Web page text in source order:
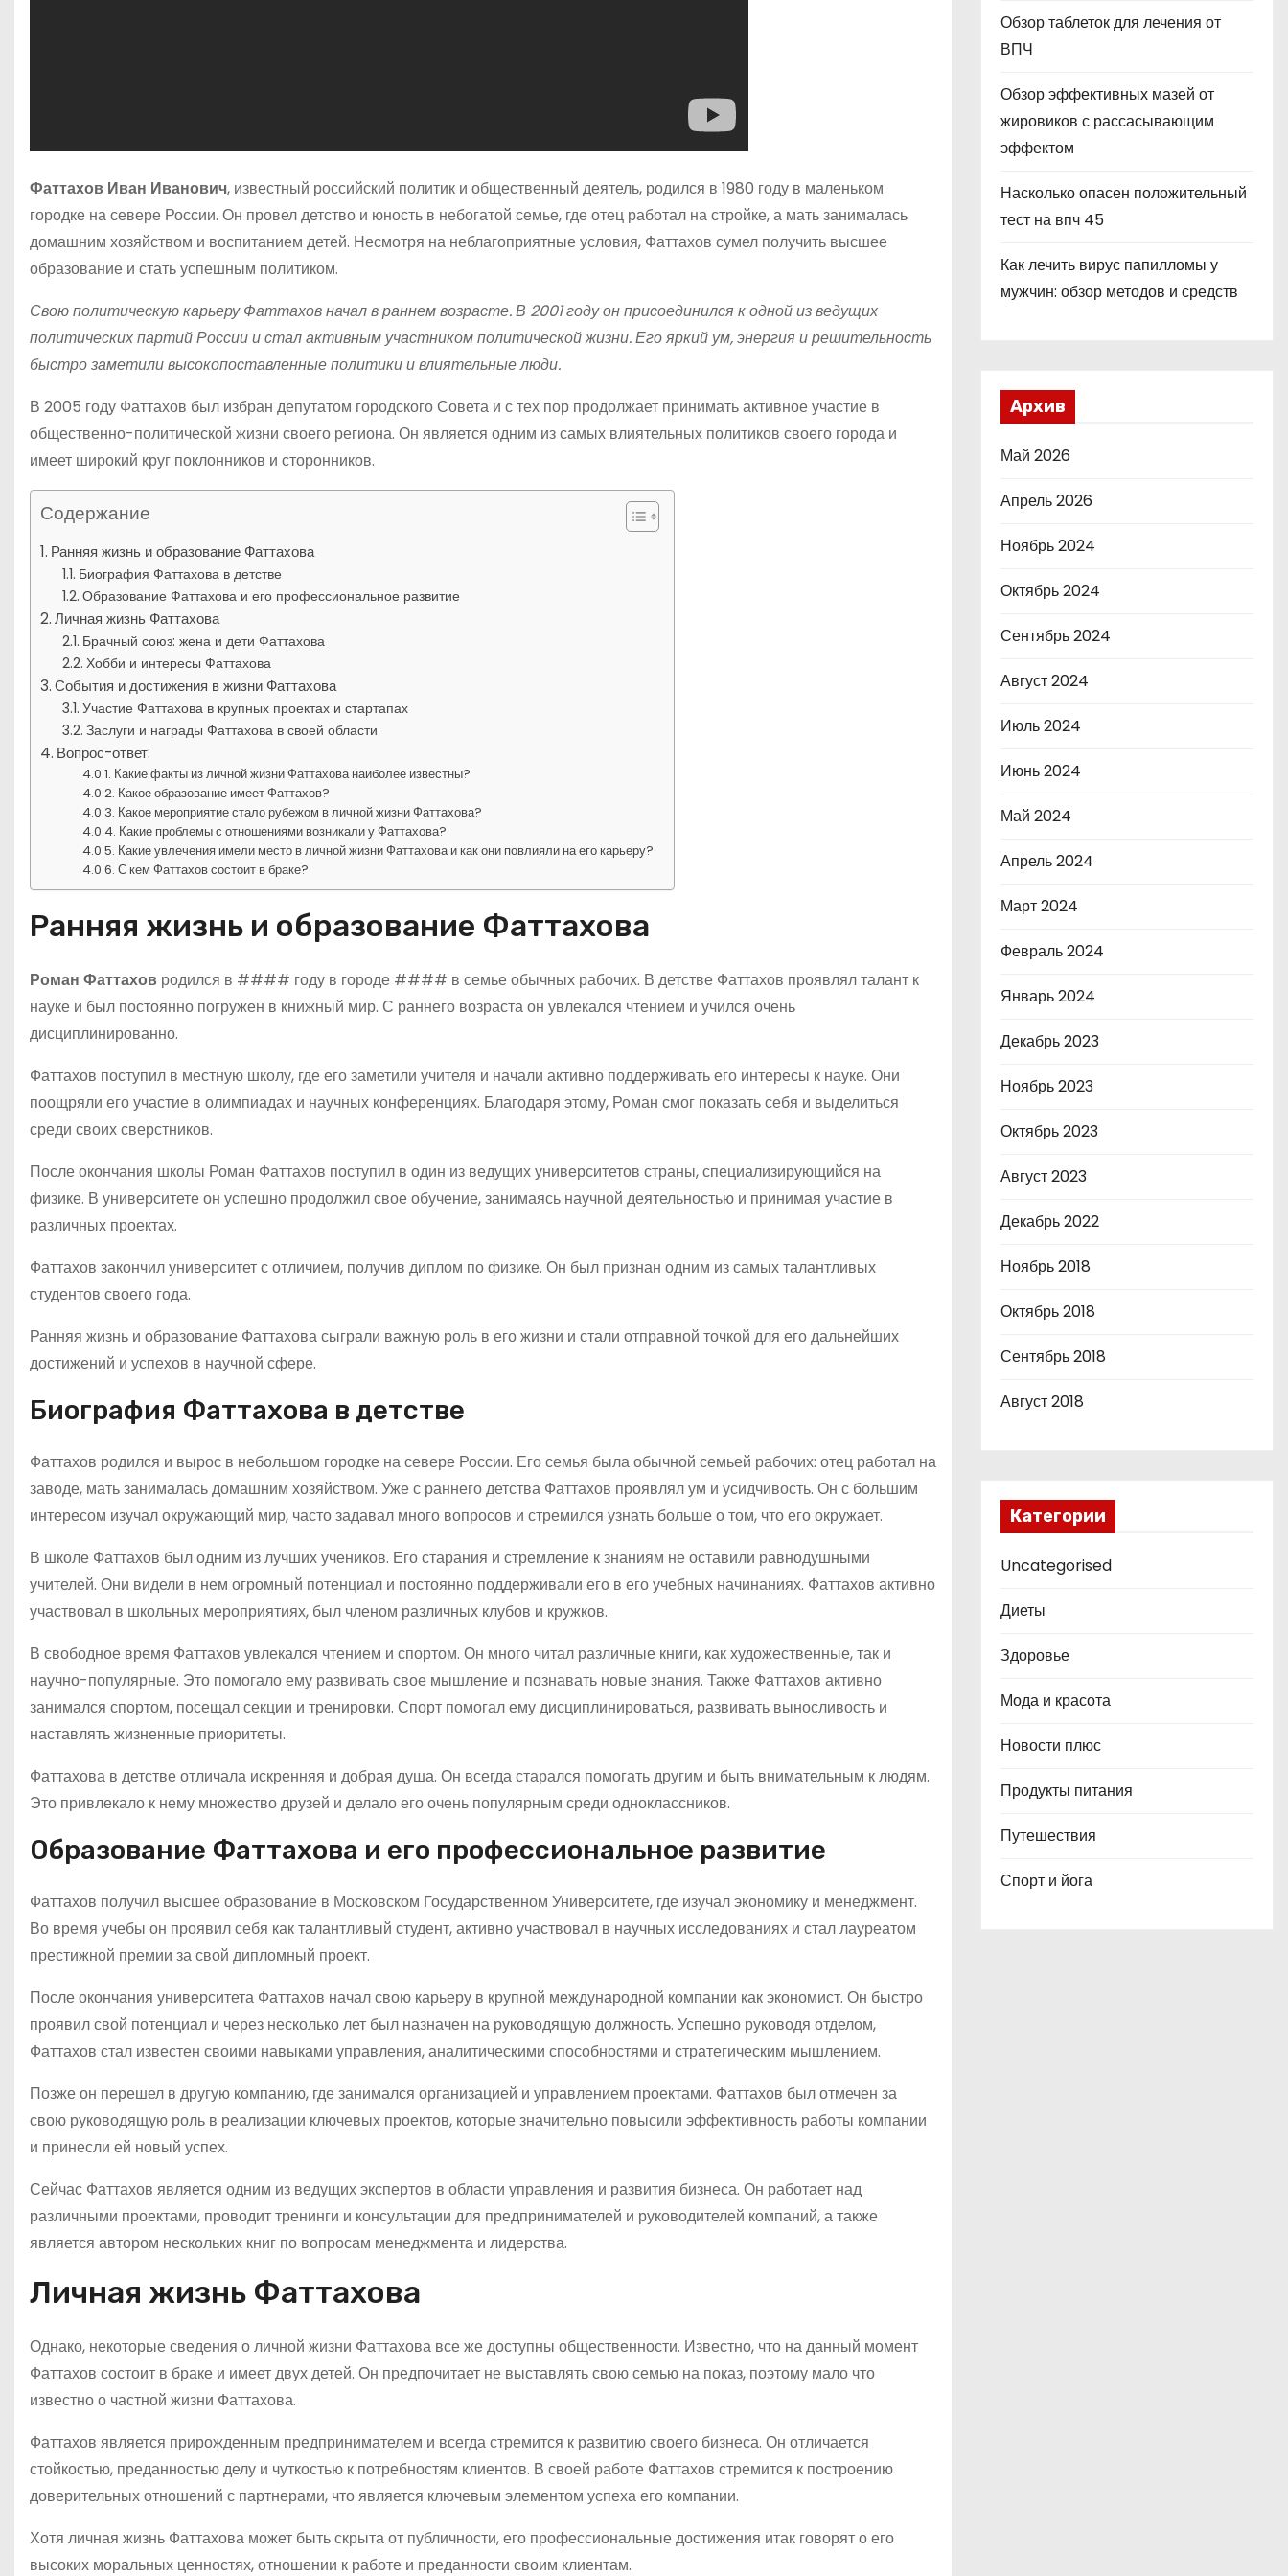
Фаттахов Иван Иванович, известный российский политик и общественный деятель, родился в 1980 году в маленьком
городке на севере России. Он провел детство и юность в небогатой семье, где отец работал на стройке, а мать занималась
домашним хозяйством и воспитанием детей. Несмотря на неблагоприятные условия, Фаттахов сумел получить высшее
образование и стать успешным политиком.
Свою политическую карьеру Фаттахов начал в раннем возрасте. В 2001 году он присоединился к одной из ведущих
политических партий России и стал активным участником политической жизни. Его яркий ум, энергия и решительность
быстро заметили высокопоставленные политики и влиятельные люди.
В 2005 году Фаттахов был избран депутатом городского Совета и с тех пор продолжает принимать активное участие в
общественно-политической жизни своего региона. Он является одним из самых влиятельных политиков своего города и
имеет широкий круг поклонников и сторонников.
Содержание
Ранняя жизнь и образование Фаттахова
Биография Фаттахова в детстве
Образование Фаттахова и его профессиональное развитие
Личная жизнь Фаттахова
Брачный союз: жена и дети Фаттахова
Хобби и интересы Фаттахова
События и достижения в жизни Фаттахова
Участие Фаттахова в крупных проектах и стартапах
Заслуги и награды Фаттахова в своей области
Вопрос-ответ:
Какие факты из личной жизни Фаттахова наиболее известны?
Какое образование имеет Фаттахов?
Какое мероприятие стало рубежом в личной жизни Фаттахова?
Какие проблемы с отношениями возникали у Фаттахова?
Какие увлечения имели место в личной жизни Фаттахова и как они повлияли на его карьеру?
С кем Фаттахов состоит в браке?
Ранняя жизнь и образование Фаттахова
Роман Фаттахов родился в #### году в городе #### в семье обычных рабочих. В детстве Фаттахов проявлял талант к
науке и был постоянно погружен в книжный мир. С раннего возраста он увлекался чтением и учился очень
дисциплинированно.
Фаттахов поступил в местную школу, где его заметили учителя и начали активно поддерживать его интересы к науке. Они
поощряли его участие в олимпиадах и научных конференциях. Благодаря этому, Роман смог показать себя и выделиться
среди своих сверстников.
После окончания школы Роман Фаттахов поступил в один из ведущих университетов страны, специализирующийся на
физике. В университете он успешно продолжил свое обучение, занимаясь научной деятельностью и принимая участие в
различных проектах.
Фаттахов закончил университет с отличием, получив диплом по физике. Он был признан одним из самых талантливых
студентов своего года.
Ранняя жизнь и образование Фаттахова сыграли важную роль в его жизни и стали отправной точкой для его дальнейших
достижений и успехов в научной сфере.
Биография Фаттахова в детстве
Фаттахов родился и вырос в небольшом городке на севере России. Его семья была обычной семьей рабочих: отец работал на
заводе, мать занималась домашним хозяйством. Уже с раннего детства Фаттахов проявлял ум и усидчивость. Он с большим
интересом изучал окружающий мир, часто задавал много вопросов и стремился узнать больше о том, что его окружает.
В школе Фаттахов был одним из лучших учеников. Его старания и стремление к знаниям не оставили равнодушными
учителей. Они видели в нем огромный потенциал и постоянно поддерживали его в его учебных начинаниях. Фаттахов активно
участвовал в школьных мероприятиях, был членом различных клубов и кружков.
В свободное время Фаттахов увлекался чтением и спортом. Он много читал различные книги, как художественные, так и
научно-популярные. Это помогало ему развивать свое мышление и познавать новые знания. Также Фаттахов активно
занимался спортом, посещал секции и тренировки. Спорт помогал ему дисциплинироваться, развивать выносливость и
наставлять жизненные приоритеты.
Фаттахова в детстве отличала искренняя и добрая душа. Он всегда старался помогать другим и быть внимательным к людям.
Это привлекало к нему множество друзей и делало его очень популярным среди одноклассников.
Образование Фаттахова и его профессиональное развитие
Фаттахов получил высшее образование в Московском Государственном Университете, где изучал экономику и менеджмент.
Во время учебы он проявил себя как талантливый студент, активно участвовал в научных исследованиях и стал лауреатом
престижной премии за свой дипломный проект.
После окончания университета Фаттахов начал свою карьеру в крупной международной компании как экономист. Он быстро
проявил свой потенциал и через несколько лет был назначен на руководящую должность. Успешно руководя отделом,
Фаттахов стал известен своими навыками управления, аналитическими способностями и стратегическим мышлением.
Позже он перешел в другую компанию, где занимался организацией и управлением проектами. Фаттахов был отмечен за
свою руководящую роль в реализации ключевых проектов, которые значительно повысили эффективность работы компании
и принесли ей новый успех.
Сейчас Фаттахов является одним из ведущих экспертов в области управления и развития бизнеса. Он работает над
различными проектами, проводит тренинги и консультации для предпринимателей и руководителей компаний, а также
является автором нескольких книг по вопросам менеджмента и лидерства.
Личная жизнь Фаттахова
Однако, некоторые сведения о личной жизни Фаттахова все же доступны общественности. Известно, что на данный момент
Фаттахов состоит в браке и имеет двух детей. Он предпочитает не выставлять свою семью на показ, поэтому мало что
известно о частной жизни Фаттахова.
Фаттахов является прирожденным предпринимателем и всегда стремится к развитию своего бизнеса. Он отличается
стойкостью, преданностью делу и чуткостью к потребностям клиентов. В своей работе Фаттахов стремится к построению
доверительных отношений с партнерами, что является ключевым элементом успеха его компании.
Хотя личная жизнь Фаттахова может быть скрыта от публичности, его профессиональные достижения итак говорят о его
высоких моральных ценностях, отношении к работе и преданности своим клиентам.
Обзор таблеток для лечения от
ВПЧ
Обзор эффективных мазей от
жировиков с рассасывающим
эффектом
Насколько опасен положительный
тест на впч 45
Как лечить вирус папилломы у
мужчин: обзор методов и средств
Архив
Май 2026
Апрель 2026
Ноябрь 2024
Октябрь 2024
Сентябрь 2024
Август 2024
Июль 2024
Июнь 2024
Май 2024
Апрель 2024
Март 2024
Февраль 2024
Январь 2024
Декабрь 2023
Ноябрь 2023
Октябрь 2023
Август 2023
Декабрь 2022
Ноябрь 2018
Октябрь 2018
Сентябрь 2018
Август 2018
Категории
Uncategorised
Диеты
Здоровье
Мода и красота
Новости плюс
Продукты питания
Путешествия
Спорт и йога